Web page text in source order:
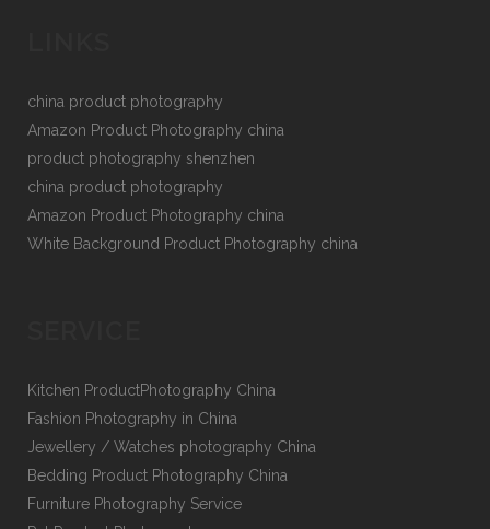
china product photography
Amazon Product Photography china
product photography shenzhen
china product photography
Amazon Product Photography china
White Background Product Photography china
Kitchen ProductPhotography China
Fashion Photography in China
Jewellery / Watches photography China
Bedding Product Photography China
Furniture Photography Service